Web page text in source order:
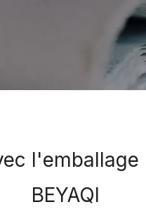
BEYAQI